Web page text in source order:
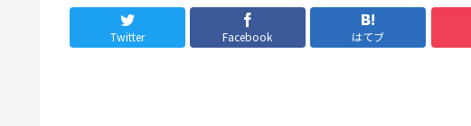
Twitter Facebook はてブ